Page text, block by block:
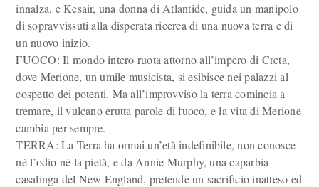
innalza, e Kesair, una donna di Atlantide, guida un manipolo
di sopravvissuti alla disperata ricerca di una nuova terra e di
un nuovo inizio.
FUOCO: Il mondo intero ruota attorno all’impero di Creta,
dove Merione, un umile musicista, si esibisce nei palazzi al
cospetto dei potenti. Ma all’improvviso la terra comincia a
tremare, il vulcano erutta parole di fuoco, e la vita di Merione
cambia per sempre.
TERRA: La Terra ha ormai un’età indefinibile, non conosce
né l’odio né la pietà, e da Annie Murphy, una caparbia
casalinga del New England, pretende un sacrificio inatteso ed